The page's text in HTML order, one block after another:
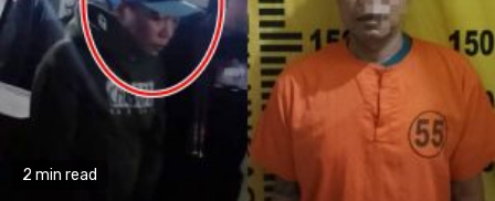
2 min read